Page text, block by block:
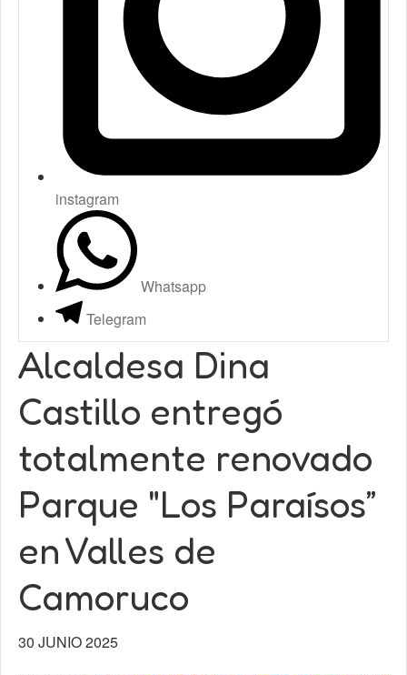
instagram
Whatsapp
Telegram
Alcaldesa Dina
Castillo entregó
totalmente renovado
Parque "Los Paraísos”
en Valles de
Camoruco
30 JUNIO 2025